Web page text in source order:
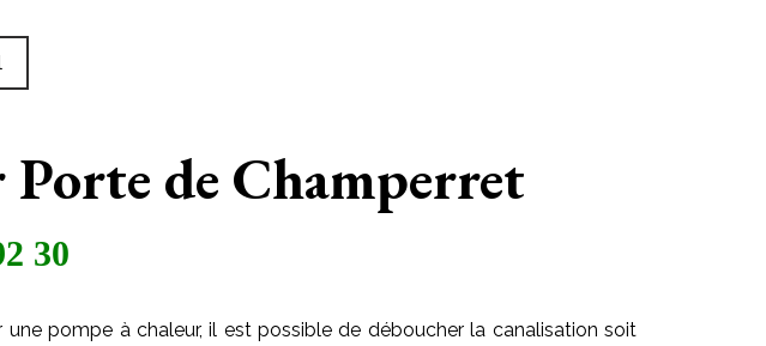
de Champerret
30
pompe à chaleur, il est possible de déboucher la canalisation soit